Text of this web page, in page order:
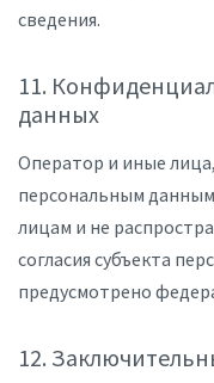
сведения.
11.
данных
Оператор и иные
персональным
лицам и не
согласия субъекта
предусмотрено
12.